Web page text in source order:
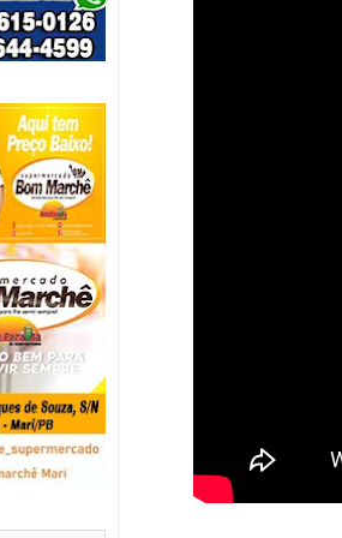
SUS
MULUNGU: Servidora revela Perseguição na
população
Caldas Brandão: IPMCB responde
são referentes a débitos históricos